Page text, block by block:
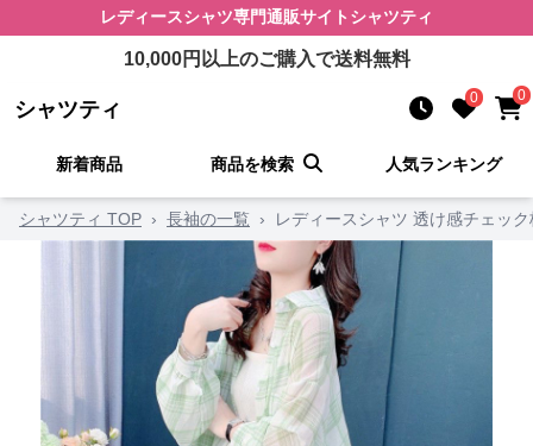
レディースシャツ専門通販サイト シャツティ
10,000円以上のご購入で送料無料
シャツティ 0 0
新着商品 商品を検索 人気ランキング
シャツティ TOP › 長袖の一覧 › レディースシャツ 透け感チェッ